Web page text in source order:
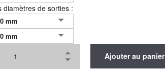
diamètres de sorties :
mm
mm
Ajouter au panier